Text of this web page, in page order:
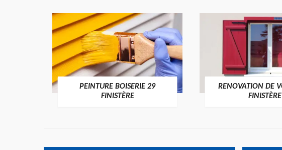
PEINTURE BOISERIE 29
FINISTÈRE
RENOVATION DE
FINISTÈRE